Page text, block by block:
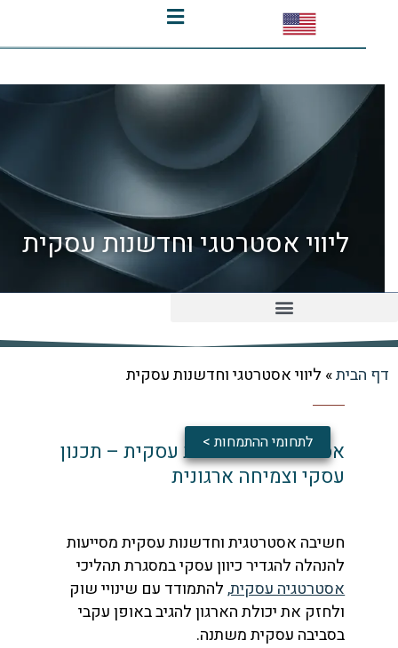
ליווי אסטרטגי וחדשנות עסקית
»ליווי אסטרטגי וחדשנות עסקית
אסטרטגיה וחדשנות עסקית – תכנון
עסקי וצמיחה ארגונית
חשיבה אסטרטגית וחדשנות עסקית מסייעות
להנהלה להגדיר כיוון עסקי במסגרת תהליכי
אסטרטגיה עסקית,להתמודד עם שינויי שוק
ולחזק את יכולת הארגון להגיב באופן עקבי
בסביבה עסקית משתנה.
לתחומי ההתמחות >